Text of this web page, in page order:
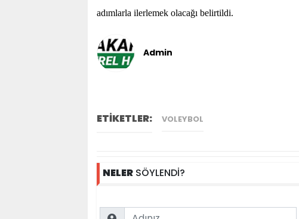
adımlarla ilerlemek olacağı belirtildi.
Admin
ETİKETLER: VOLEYBOL
NELER SÖYLENDİ?
Name